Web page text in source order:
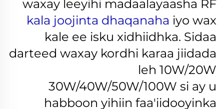
waxay leeyihi madaalayaasha RF
kala joojinta dhaqanaha iyo wax
kale ee isku xidhiidhka. Sidaa
darteed waxay kordhi karaa jiidada
leh 10W/20W
30W/40W/50W/100W si ay u
habboon yihiin faa'iidooyinka